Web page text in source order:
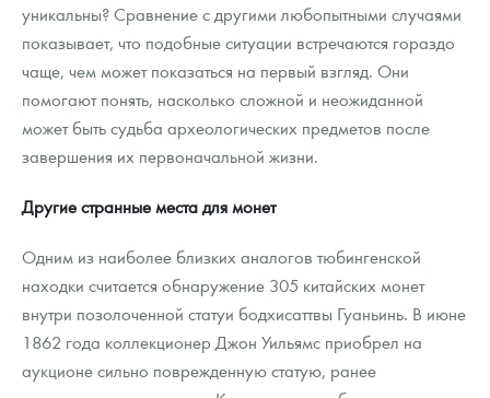
уникальны? Сравнение с другими любопытными случаями
показывает, что подобные ситуации встречаются гораздо
чаще, чем может показаться на первый взгляд. Они
помогают понять, насколько сложной и неожиданной
может быть судьба археологических предметов после
завершения их первоначальной жизни.
Другие странные места для монет
Одним из наиболее близких аналогов тюбингенской
находки считается обнаружение 305 китайских монет
внутри позолоченной статуи бодхисаттвы Гуаньинь. В июне
1862 года коллекционер Джон Уильямс приобрел на
аукционе сильно поврежденную статую, ранее